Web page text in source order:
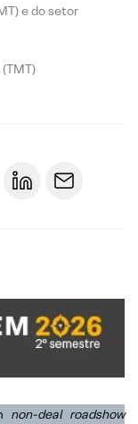
e do setor
non-deal roadshow